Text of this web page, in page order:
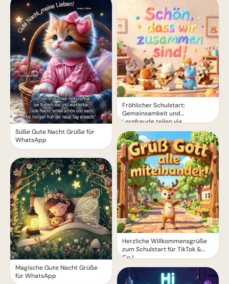
Süße Gute Nacht Grüße für
WhatsApp
Magische Gute Nacht Grüße
für WhatsApp
Fröhlicher Schulstart:
Gemeinsamkeit und
Lernfreude teilen via
WhatsApp!
Herzliche Willkommensgrüße
zum Schulstart für TikTok &
Co.!